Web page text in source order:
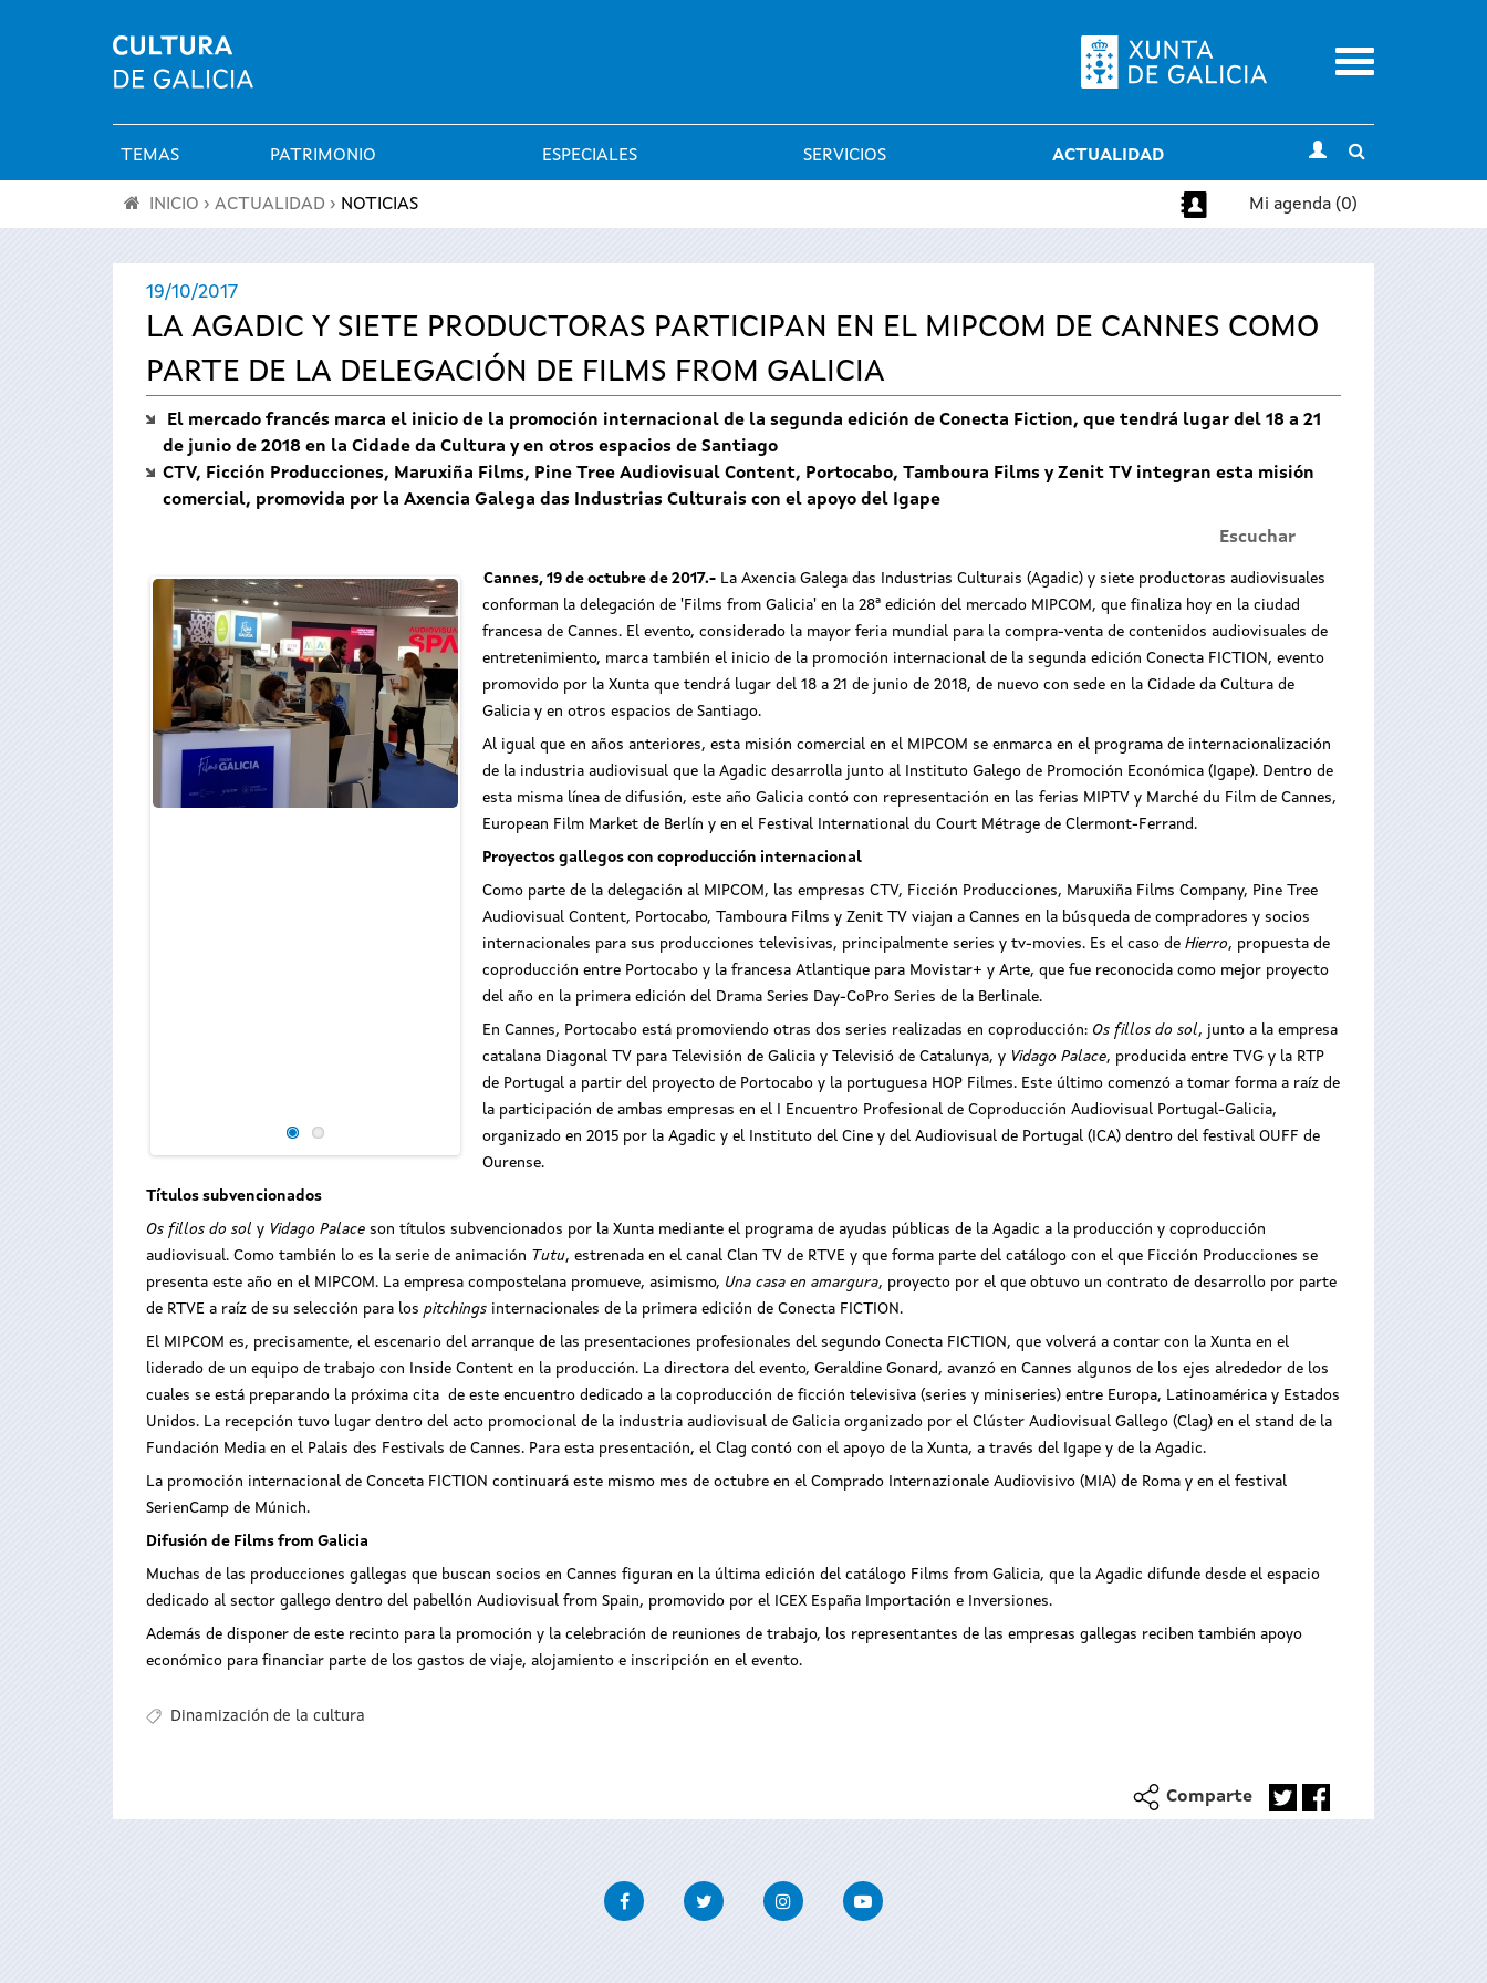
Menu
Menú
principal
TEMAS PATRIMONIO ESPECIALES SERVICIOS ACTUALIDAD
search
encuentra
aquí
INICIO › ACTUALIDAD › NOTICIAS Mi agenda (0)
19/10/2017
LA AGADIC Y SIETE PRODUCTORAS PARTICIPAN EN EL MIPCOM DE CANNES COMO
PARTE DE LA DELEGACIÓN DE FILMS FROM GALICIA
El mercado francés marca el inicio de la promoción internacional de la segunda edición de Conecta Fiction, que tendrá lugar del 18 a 21
de junio de 2018 en la Cidade da Cultura y en otros espacios de Santiago
CTV, Ficción Producciones, Maruxiña Films, Pine Tree Audiovisual Content, Portocabo, Tamboura Films y Zenit TV integran esta misión
comercial, promovida por la Axencia Galega das Industrias Culturais con el apoyo del Igape
Escuchar
Cannes, 19 de octubre de 2017.- La Axencia Galega das Industrias Culturais (Agadic) y siete productoras audiovisuales
conforman la delegación de 'Films from Galicia' en la 28ª edición del mercado MIPCOM, que finaliza hoy en la ciudad
francesa de Cannes. El evento, considerado la mayor feria mundial para la compra-venta de contenidos audiovisuales de
entretenimiento, marca también el inicio de la promoción internacional de la segunda edición Conecta FICTION, evento
promovido por la Xunta que tendrá lugar del 18 a 21 de junio de 2018, de nuevo con sede en la Cidade da Cultura de
Galicia y en otros espacios de Santiago.
Al igual que en años anteriores, esta misión comercial en el MIPCOM se enmarca en el programa de internacionalización
de la industria audiovisual que la Agadic desarrolla junto al Instituto Galego de Promoción Económica (Igape). Dentro de
esta misma línea de difusión, este año Galicia contó con representación en las ferias MIPTV y Marché du Film de Cannes,
European Film Market de Berlín y en el Festival International du Court Métrage de Clermont-Ferrand.
Proyectos gallegos con coproducción internacional
Como parte de la delegación al MIPCOM, las empresas CTV, Ficción Producciones, Maruxiña Films Company, Pine Tree
Audiovisual Content, Portocabo, Tamboura Films y Zenit TV viajan a Cannes en la búsqueda de compradores y socios
internacionales para sus producciones televisivas, principalmente series y tv-movies. Es el caso de Hierro, propuesta de
coproducción entre Portocabo y la francesa Atlantique para Movistar+ y Arte, que fue reconocida como mejor proyecto
del año en la primera edición del Drama Series Day-CoPro Series de la Berlinale.
En Cannes, Portocabo está promoviendo otras dos series realizadas en coproducción: Os fillos do sol, junto a la empresa
catalana Diagonal TV para Televisión de Galicia y Televisió de Catalunya, y Vidago Palace, producida entre TVG y la RTP
de Portugal a partir del proyecto de Portocabo y la portuguesa HOP Filmes. Este último comenzó a tomar forma a raíz de
la participación de ambas empresas en el I Encuentro Profesional de Coproducción Audiovisual Portugal-Galicia,
organizado en 2015 por la Agadic y el Instituto del Cine y del Audiovisual de Portugal (ICA) dentro del festival OUFF de
Ourense.
Títulos subvencionados
Os fillos do sol y Vidago Palace son títulos subvencionados por la Xunta mediante el programa de ayudas públicas de la Agadic a la producción y coproducción
audiovisual. Como también lo es la serie de animación Tutu, estrenada en el canal Clan TV de RTVE y que forma parte del catálogo con el que Ficción Producciones se
presenta este año en el MIPCOM. La empresa compostelana promueve, asimismo, Una casa en amargura, proyecto por el que obtuvo un contrato de desarrollo por parte
de RTVE a raíz de su selección para los pitchings internacionales de la primera edición de Conecta FICTION.
El MIPCOM es, precisamente, el escenario del arranque de las presentaciones profesionales del segundo Conecta FICTION, que volverá a contar con la Xunta en el
liderado de un equipo de trabajo con Inside Content en la producción. La directora del evento, Geraldine Gonard, avanzó en Cannes algunos de los ejes alrededor de los
cuales se está preparando la próxima cita de este encuentro dedicado a la coproducción de ficción televisiva (series y miniseries) entre Europa, Latinoamérica y Estados
Unidos. La recepción tuvo lugar dentro del acto promocional de la industria audiovisual de Galicia organizado por el Clúster Audiovisual Gallego (Clag) en el stand de la
Fundación Media en el Palais des Festivals de Cannes. Para esta presentación, el Clag contó con el apoyo de la Xunta, a través del Igape y de la Agadic.
La promoción internacional de Conceta FICTION continuará este mismo mes de octubre en el Comprado Internazionale Audiovisivo (MIA) de Roma y en el festival
SerienCamp de Múnich.
Difusión de Films from Galicia
Muchas de las producciones gallegas que buscan socios en Cannes figuran en la última edición del catálogo Films from Galicia, que la Agadic difunde desde el espacio
dedicado al sector gallego dentro del pabellón Audiovisual from Spain, promovido por el ICEX España Importación e Inversiones.
Además de disponer de este recinto para la promoción y la celebración de reuniones de trabajo, los representantes de las empresas gallegas reciben también apoyo
económico para financiar parte de los gastos de viaje, alojamiento e inscripción en el evento.
Dinamización de la cultura
Comparte
FacebookTwitter InstagramYoutube